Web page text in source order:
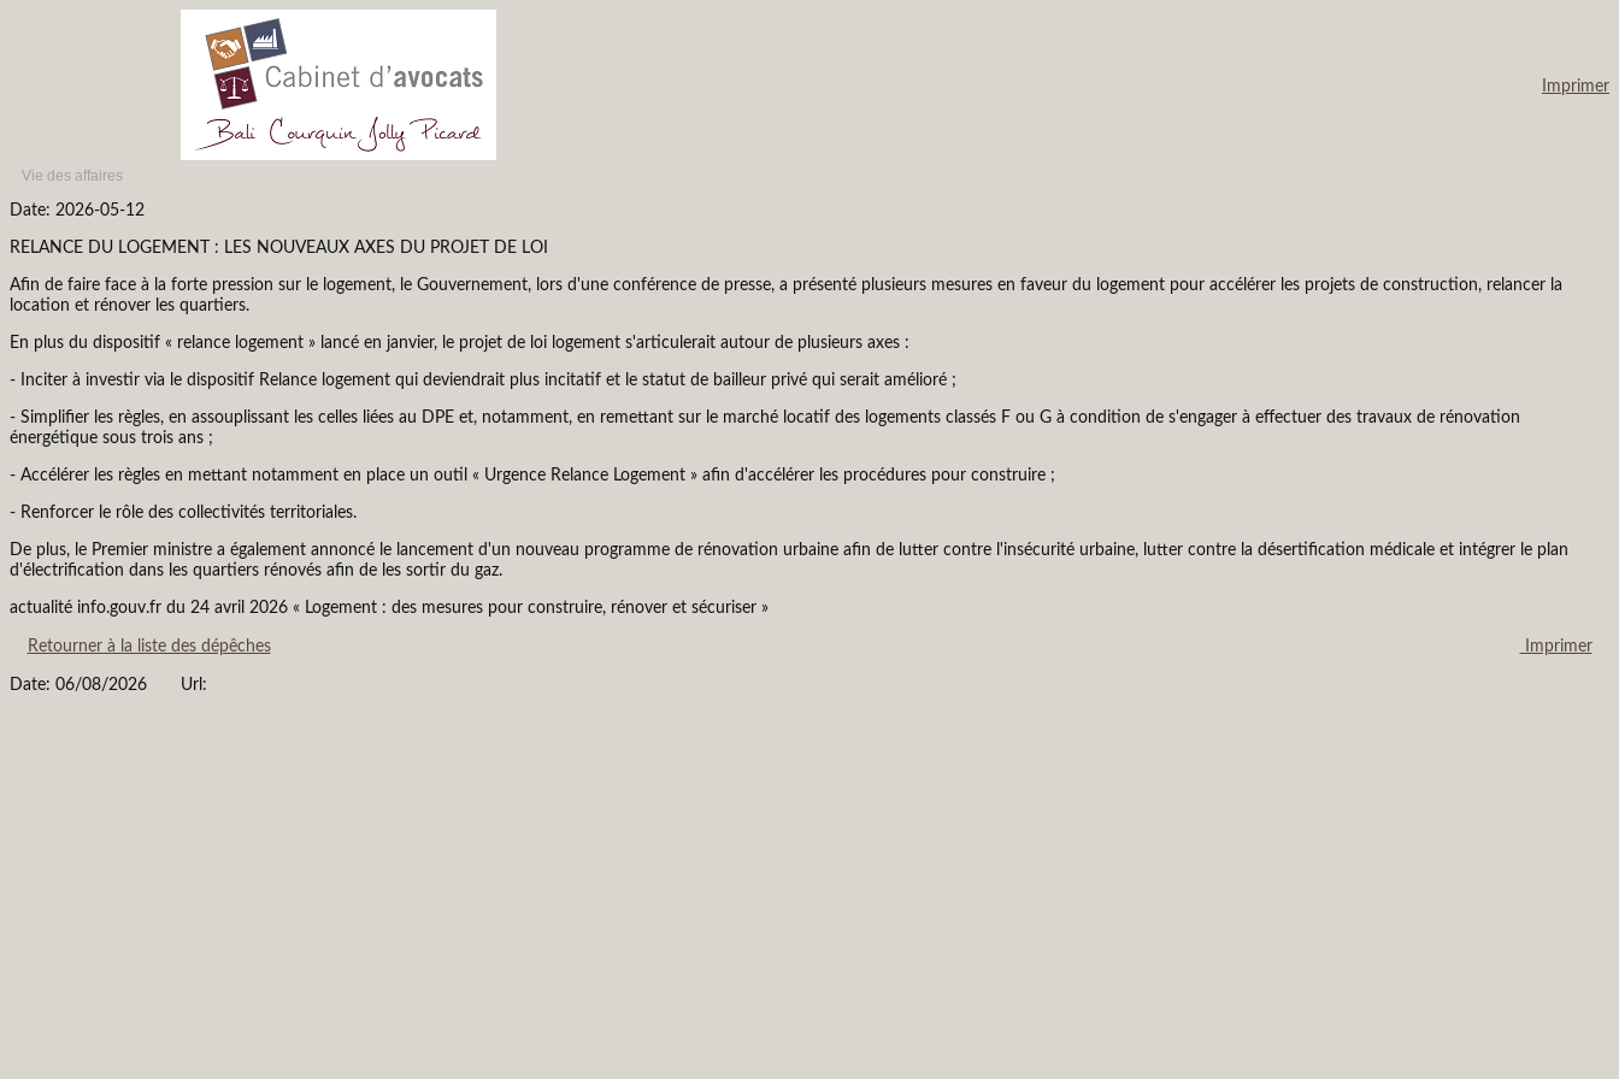
Imprimer
Vie des affaires
Date: 2026-05-12
RELANCE DU LOGEMENT : LES NOUVEAUX AXES DU PROJET DE LOI
Afin de faire face à la forte pression sur le logement, le Gouvernement, lors d'une conférence de presse, a présenté plusieurs mesures en faveur du logement pour accélérer les projets de construction, relancer la
location et rénover les quartiers.
En plus du dispositif « relance logement » lancé en janvier, le projet de loi logement s'articulerait autour de plusieurs axes :
- Inciter à investir via le dispositif Relance logement qui deviendrait plus incitatif et le statut de bailleur privé qui serait amélioré ;
- Simplifier les règles, en assouplissant les celles liées au DPE et, notamment, en remettant sur le marché locatif des logements classés F ou G à condition de s'engager à effectuer des travaux de rénovation
énergétique sous trois ans ;
- Accélérer les règles en mettant notamment en place un outil « Urgence Relance Logement » afin d'accélérer les procédures pour construire ;
- Renforcer le rôle des collectivités territoriales.
De plus, le Premier ministre a également annoncé le lancement d'un nouveau programme de rénovation urbaine afin de lutter contre l'insécurité urbaine, lutter contre la désertification médicale et intégrer le plan
d'électrification dans les quartiers rénovés afin de les sortir du gaz.
actualité info.gouv.fr du 24 avril 2026 « Logement : des mesures pour construire, rénover et sécuriser »
Retourner à la liste des dépêches Imprimer
Date: 06/08/2026 Url: